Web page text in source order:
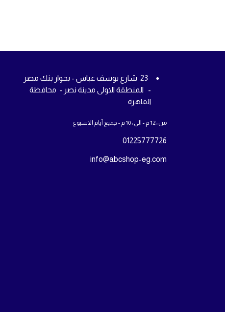
23 شارع يوسف عباس - بجوار بنك مصر
- المنطقة الاولى مدينة نصر - محافظة
القاهرة
من : 12 م - الي : 10 م - جميع أيام الاسبوع
01225777726
info@abcshop-eg.com